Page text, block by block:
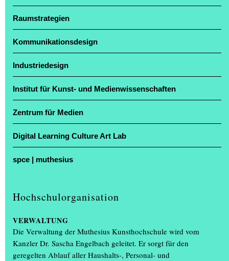
Jahresausstellung „Einblick / Ausblick“ zog
zahlreiche Besucher*innen an
Vier Tage lang verwandelten sich Ateliers in Bühnen und Hörsäle
in Showrooms: Zur Jahresausstellung „Einblick / Ausblick“ öffnete
die Muthesius Kunsthochschule in Kiel ihre Türen. An der
Legienstraße sowie am Knooper Weg 75 erhielten die Gäste bei
freiem Eintritt Einblicke in Schleswig-Holsteins einzige
Kunsthochschule, geführte Rundgänge inklusive.
Raumstrategien
Kommunikationsdesign
Industriedesign
Institut für Kunst- und Medienwissenschaften
Zentrum für Medien
Digital Learning Culture Art Lab
spce | muthesius
Hochschulorganisation
VERWALTUNG
Die Verwaltung der Muthesius Kunsthochschule wird vom
Kanzler Dr. Sascha Engelbach geleitet. Er sorgt für den
geregelten Ablauf aller Haushalts-, Personal- und